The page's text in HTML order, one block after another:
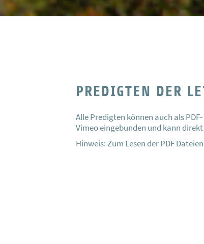
PREDIGTEN DER
Alle Predigten können auch als
Vimeo eingebunden und kann
Hinweis: Zum Lesen der PDF